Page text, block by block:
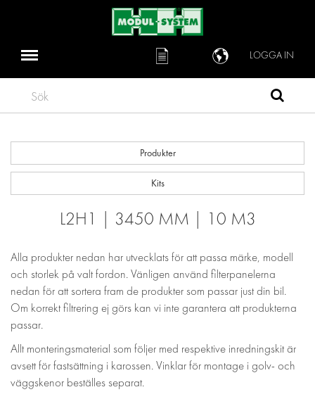
LOGGA IN
Sök
Produkter
Kits
L2H1 | 3450 MM | 10 M3
Alla produkter nedan har utvecklats för att passa märke, modell
och storlek på valt fordon. Vänligen använd filterpanelerna
nedan för att sortera fram de produkter som passar just din bil.
Om korrekt filtrering ej görs kan vi inte garantera att produkterna
passar.
Allt monteringsmaterial som följer med respektive inredningskit är
avsett för fastsättning i karossen. Vinklar för montage i golv- och
väggskenor beställes separat.